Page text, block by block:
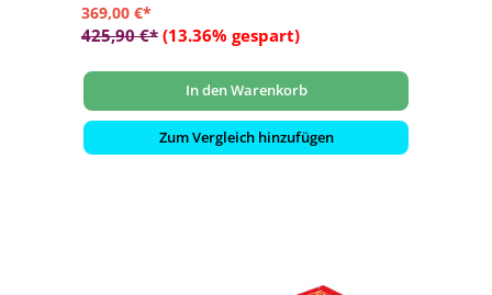
369,00 €*
425,90 €* (13.36% gespart)
In den Warenkorb
Zum Vergleich hinzufügen